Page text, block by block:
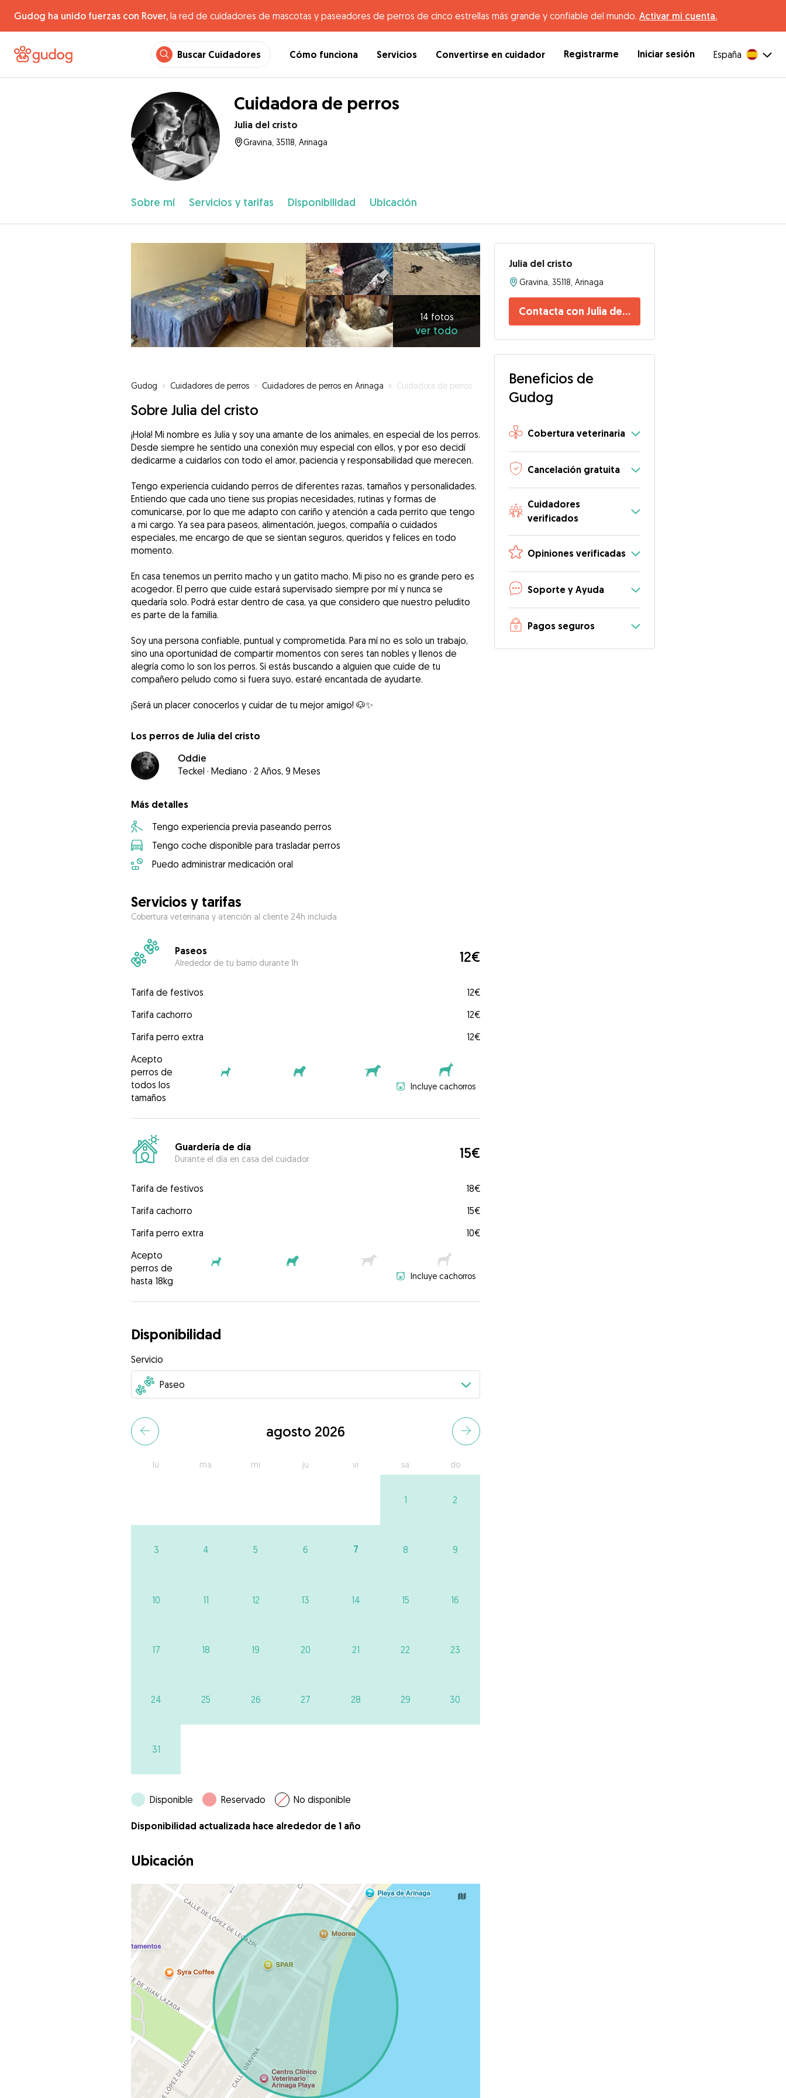
Gudog ha unido fuerzas con Rover, la red de cuidadores de mascotas y paseadores de perros de cinco estrellas más grande y confiable del mundo. Activar mi cuenta.
Buscar Cuidadores Cómo funciona Servicios Convertirse en cuidador Registrarme Iniciar sesión España
Cuidadora de perros
Julia del cristo
Gravina, 35118, Arinaga
Sobre mí Servicios y tarifas Disponibilidad Ubicación
14 fotos
ver todo
Gudog » Cuidadores de perros » Cuidadores de perros en Arinaga » Cuidadora de perros
Sobre Julia del cristo
¡Hola! Mi nombre es Julia y soy una amante de los animales, en especial de los perros.
Desde siempre he sentido una conexión muy especial con ellos, y por eso decidí
dedicarme a cuidarlos con todo el amor, paciencia y responsabilidad que merecen.
Tengo experiencia cuidando perros de diferentes razas, tamaños y personalidades.
Entiendo que cada uno tiene sus propias necesidades, rutinas y formas de
comunicarse, por lo que me adapto con cariño y atención a cada perrito que tengo
a mi cargo. Ya sea para paseos, alimentación, juegos, compañía o cuidados
especiales, me encargo de que se sientan seguros, queridos y felices en todo
momento.
En casa tenemos un perrito macho y un gatito macho. Mi piso no es grande pero es
acogedor. El perro que cuide estará supervisado siempre por mí y nunca se
quedaría solo. Podrá estar dentro de casa, ya que considero que nuestro peludito
es parte de la familia.
Soy una persona confiable, puntual y comprometida. Para mí no es solo un trabajo,
sino una oportunidad de compartir momentos con seres tan nobles y llenos de
alegría como lo son los perros. Si estás buscando a alguien que cuide de tu
compañero peludo como si fuera suyo, estaré encantada de ayudarte.
¡Será un placer conocerlos y cuidar de tu mejor amigo! 🐶✨
Los perros de Julia del cristo
Oddie
Teckel · Mediano · 2 Años, 9 Meses
Más detalles
Tengo experiencia previa paseando perros
Tengo coche disponible para trasladar perros
Puedo administrar medicación oral
Servicios y tarifas
Cobertura veterinaria y atención al cliente 24h incluida
Paseos
Alrededor de tu barrio durante 1h 12€
Tarifa de festivos
12€
Tarifa cachorro
12€
Tarifa perro extra
12€
Acepto
perros de
todos los
tamaños
Incluye cachorros
Guardería de día
Durante el día en casa del cuidador 15€
Tarifa de festivos
18€
Tarifa cachorro
15€
Tarifa perro extra
10€
Acepto
perros de
hasta 18kg
Incluye cachorros
Disponibilidad
Servicio
agosto 2026
lu ma mi ju vi sa do
1 2
3 4 5 6 7 8 9
10 11 12 13 14 15 16
17 18 19 20 21 22 23
24 25 26 27 28 29 30
31
Disponible Reservado No disponible
Disponibilidad actualizada hace alrededor de 1 año
Ubicación
Julia del cristo
Gravina, 35118, Arinaga
Contacta con Julia del cristo
Beneficios de
Gudog
Cobertura veterinaria
Cancelación gratuita
Cuidadores
verificados
Opiniones verificadas
Soporte y Ayuda
Pagos seguros